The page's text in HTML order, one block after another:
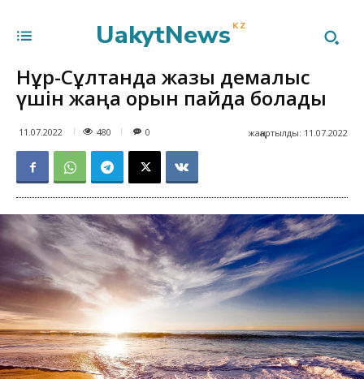
UakytNews KZ
Нұр-Сұлтанда жазғы демалыс
үшін жаңа орын пайда болады
11.07.2022 480 жаңартылды: 11.07.2022
0